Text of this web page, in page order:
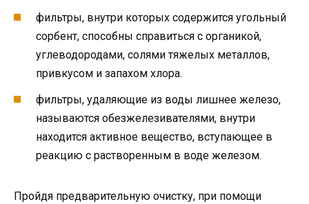
фильтры, внутри которых содержится угольный
сорбент, способны справиться с органикой,
углеводородами, солями тяжелых металлов,
привкусом и запахом хлора.
фильтры, удаляющие из воды лишнее железо,
называются обезжелезивателями, внутри
находится активное вещество, вступающее в
реакцию с растворенным в воде железом.
Пройдя предварительную очистку, при помощи